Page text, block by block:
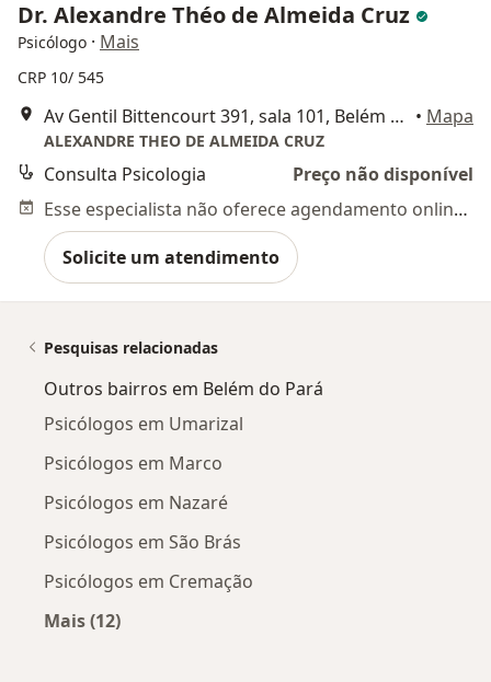
Dr. Alexandre Théo de Almeida Cruz
Psicólogo · Mais
CRP 10/ 545
Av Gentil Bittencourt 391, sala 101, Belém do Pará • Mapa
ALEXANDRE THEO DE ALMEIDA CRUZ
Consulta Psicologia
Preço não disponível
Esse especialista não oferece agendamento online para esse endereço.
Solicite um atendimento
Pesquisas relacionadas
Outros bairros em Belém do Pará
Psicólogos em Umarizal
Psicólogos em Marco
Psicólogos em Nazaré
Psicólogos em São Brás
Psicólogos em Cremação
Mais (12)